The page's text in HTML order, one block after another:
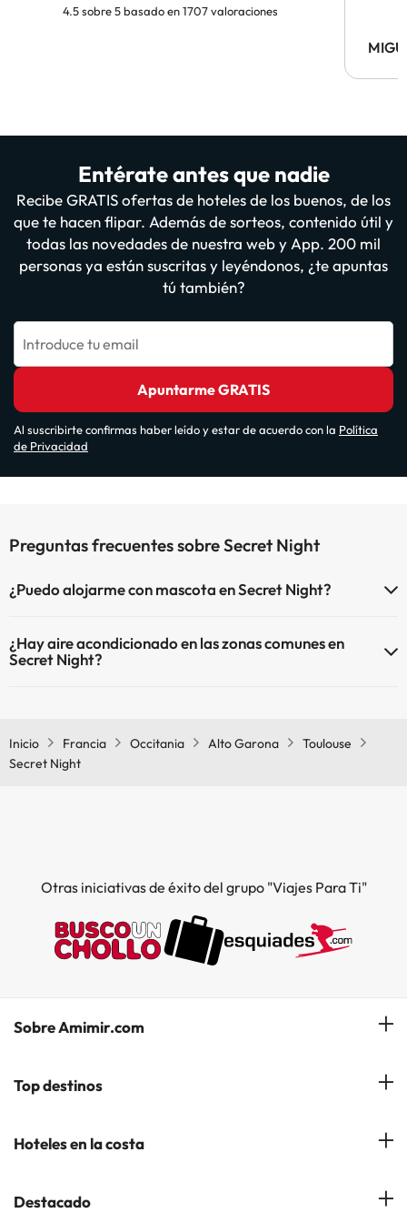
4.5 sobre 5 basado en 1707 valoraciones
Entérate antes que nadie
Recibe GRATIS ofertas de hoteles de los buenos, de los
que te hacen flipar. Además de sorteos, contenido útil y
todas las novedades de nuestra web y App. 200 mil
personas ya están suscritas y leyéndonos, ¿te apuntas
tú también?
Introduce tu email
Apuntarme GRATIS
Al suscribirte confirmas haber leído y estar de acuerdo con la Política
de Privacidad
Preguntas frecuentes sobre Secret Night
¿Puedo alojarme con mascota en Secret Night?
¿Hay aire acondicionado en las zonas comunes en
Secret Night?
Inicio Francia Occitania Alto Garona
Toulouse
Secret Night
Otras iniciativas de éxito del grupo "Viajes Para Ti"
Sobre Amimir.com
¿Quiénes somos?
Gestionar mi reserva
Top destinos
Hoteles en Salou
Hoteles en Andorra la Vella
Hoteles en la costa
Hoteles en la Costa Azahar
Destacado